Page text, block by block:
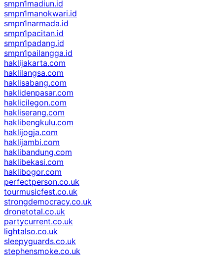
smpn1madiun.id
smpn1manokwari.id
smpn1narmada.id
smpn1pacitan.id
smpn1padang.id
smpn1pailangga.id
haklijakarta.com
haklilangsa.com
haklisabang.com
haklidenpasar.com
haklicilegon.com
hakliserang.com
haklibengkulu.com
haklijogja.com
haklijambi.com
haklibandung.com
haklibekasi.com
haklibogor.com
perfectperson.co.uk
tourmusicfest.co.uk
strongdemocracy.co.uk
dronetotal.co.uk
partycurrent.co.uk
lightalso.co.uk
sleepyguards.co.uk
stephensmoke.co.uk